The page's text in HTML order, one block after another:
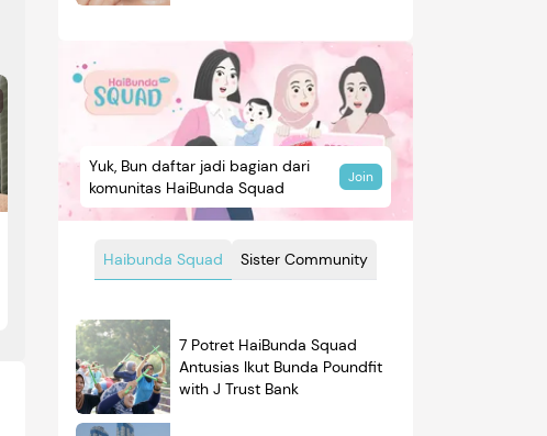
Haibunda Squad Sister Community
Yuk, Bun daftar jadi bagian dari
komunitas HaiBunda Squad
Join
7 Potret HaiBunda Squad
Antusias Ikut Bunda Poundfit
with J Trust Bank